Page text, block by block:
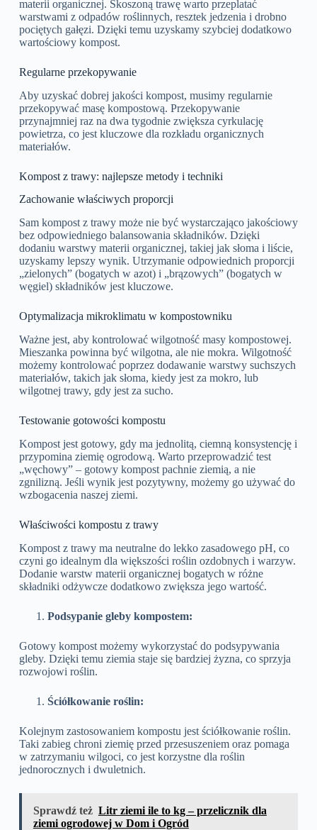
materii organicznej. Skoszoną trawę warto przeplatać
warstwami z odpadów roślinnych, resztek jedzenia i drobno
pociętych gałęzi. Dzięki temu uzyskamy szybciej dodatkowo
wartościowy kompost.
Regularne przekopywanie
Aby uzyskać dobrej jakości kompost, musimy regularnie
przekopywać masę kompostową. Przekopywanie
przynajmniej raz na dwa tygodnie zwiększa cyrkulację
powietrza, co jest kluczowe dla rozkładu organicznych
materiałów.
Kompost z trawy: najlepsze metody i techniki
Zachowanie właściwych proporcji
Sam kompost z trawy może nie być wystarczająco jakościowy
bez odpowiedniego balansowania składników. Dzięki
dodaniu warstwy materii organicznej, takiej jak słoma i liście,
uzyskamy lepszy wynik. Utrzymanie odpowiednich proporcji
„zielonych” (bogatych w azot) i „brązowych” (bogatych w
węgiel) składników jest kluczowe.
Optymalizacja mikroklimatu w kompostowniku
Ważne jest, aby kontrolować wilgotność masy kompostowej.
Mieszanka powinna być wilgotna, ale nie mokra. Wilgotność
możemy kontrolować poprzez dodawanie warstwy suchszych
materiałów, takich jak słoma, kiedy jest za mokro, lub
wilgotnej trawy, gdy jest za sucho.
Testowanie gotowości kompostu
Kompost jest gotowy, gdy ma jednolitą, ciemną konsystencję i
przypomina ziemię ogrodową. Warto przeprowadzić test
„węchowy” – gotowy kompost pachnie ziemią, a nie
zgnilizną. Jeśli wynik jest pozytywny, możemy go używać do
wzbogacenia naszej ziemi.
Właściwości kompostu z trawy
Kompost z trawy ma neutralne do lekko zasadowego pH, co
czyni go idealnym dla większości roślin ozdobnych i warzyw.
Dodanie warstw materii organicznej bogatych w różne
składniki odżywcze dodatkowo zwiększa jego wartość.
Podsypanie gleby kompostem:
Gotowy kompost możemy wykorzystać do podsypywania
gleby. Dzięki temu ziemia staje się bardziej żyzna, co sprzyja
rozwojowi roślin.
Ściółkowanie roślin:
Kolejnym zastosowaniem kompostu jest ściółkowanie roślin.
Taki zabieg chroni ziemię przed przesuszeniem oraz pomaga
w zatrzymaniu wilgoci, co jest korzystne dla roślin
jednorocznych i dwuletnich.
Sprawdź też Litr ziemi ile to kg – przelicznik dla
ziemi ogrodowej w Dom i Ogród